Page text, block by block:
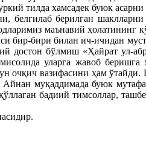
тилда хамсадек буюк
берилган
маънавий ҳолатининг
бир-бири билан ич-ичидан
достон бўлмиш «Ҳайрат ул-
уларга жавоб беришга
очқич вазифасини ҳам
муқаддимада буюк
бадиий тимсоллар,